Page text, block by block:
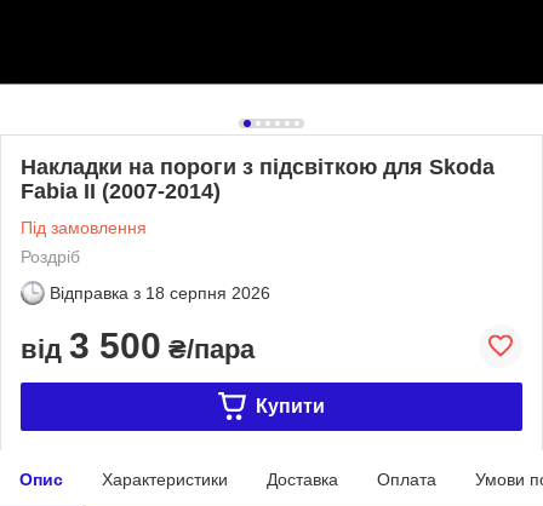
Накладки на пороги з підсвіткою для Skoda
Fabia II (2007-2014)
Під замовлення
Роздріб
Відправка з 18 серпня 2026
від 3 500 ₴/пара
Купити
Опис Характеристики Доставка Оплата Умови